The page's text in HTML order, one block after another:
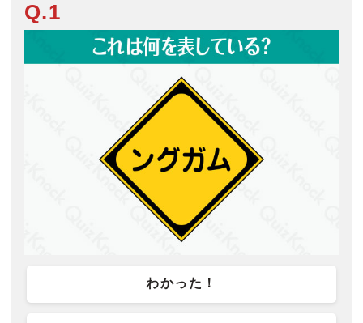
Q.1
わかった！